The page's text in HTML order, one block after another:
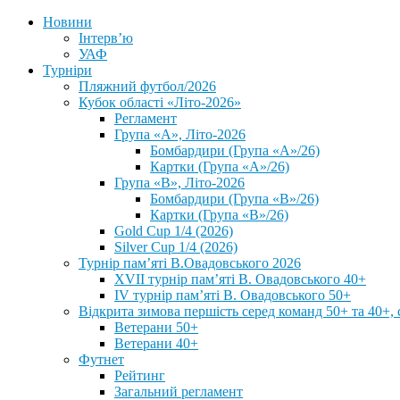
Новини
Інтерв’ю
УАФ
Турніри
Пляжний футбол/2026
Кубок області «Літо-2026»
Регламент
Група «А», Літо-2026
Бомбардири (Група «А»/26)
Картки (Група «А»/26)
Група «В», Літо-2026
Бомбардири (Група «В»/26)
Картки (Група «В»/26)
Gold Cup 1/4 (2026)
Silver Cup 1/4 (2026)
Турнір пам’яті В.Овадовського 2026
XVII турнір пам’яті В. Овадовського 40+
IV турнір пам’яті В. Овадовського 50+
Відкрита зимова першість серед команд 50+ та 40+,
Ветерани 50+
Ветерани 40+
Футнет
Рейтинг
Загальний регламент